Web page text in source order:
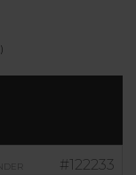
#122233